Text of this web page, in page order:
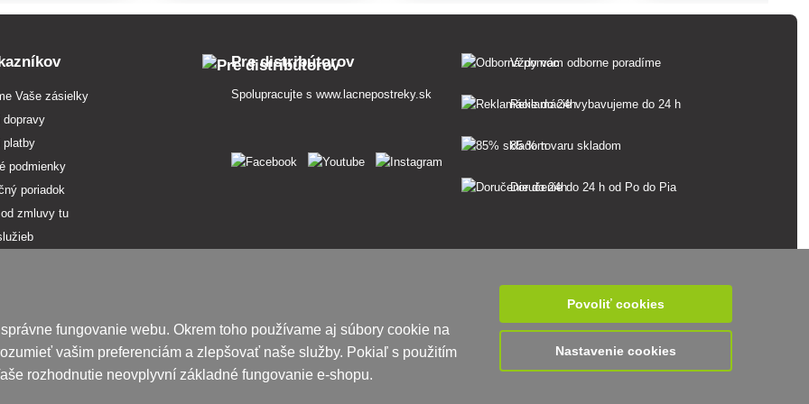
tlakovanie.
Vaše zásielky
dopravy
platby
podmienky
poriadok
zmluvy tu
Pre distribútorov
Spolupracujte swww.lacnepostreky.sk
Vždy vám odborne poradíme
Reklamácie vybavujeme do 24 h
85 % tovaru skladom
Doručenie do 24 h od Po do Pia
fungovanie webu. Okrem toho používame aj súbory cookie na
vašim preferenciám a zlepšovať naše služby. Pokiaľ s použitím
rozhodnutie neovplyvní základné fungovanie e-shopu.
Povoliť cookies
Nastavenie cookies